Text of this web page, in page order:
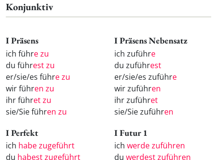
Konjunktiv
I Präsens
ich führe zu
du führest zu
er/sie/es führe zu
wir führen zu
ihr führet zu
sie/Sie führen zu
I Präsens Nebensatz
ich zuführe
du zuführest
er/sie/es zuführe
wir zuführen
ihr zuführet
sie/Sie zuführen
I Perfekt
ich habe zugeführt
du habest zugeführt
I Futur 1
ich werde zuführen
du werdest zuführen